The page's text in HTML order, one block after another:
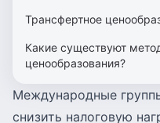
Трансфертное
Какие существуют
ценообразования?
Международные
снизить налоговую